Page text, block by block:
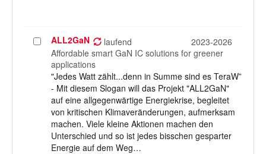
Projekt
auswählen
ALL2GaN laufend
2023-2026
Affordable smart GaN IC solutions for greener
applications
"Jedes Watt zählt...denn in Summe sind es TeraW”
- Mit diesem Slogan will das Projekt "ALL2GaN"
auf eine allgegenwärtige Energiekrise, begleitet
von kritischen Klimaveränderungen, aufmerksam
machen. Viele kleine Aktionen machen den
Unterschied und so ist jedes bisschen gesparter
Energie auf dem Weg…